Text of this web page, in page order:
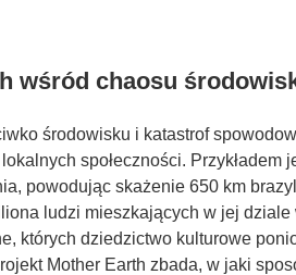
wśród chaosu
środowisku i katastrof
społeczności.
powodując skażenie 650 km
ludzi mieszkających w jej
których dziedzictwo kulturowe
Mother Earth zbada, w jaki